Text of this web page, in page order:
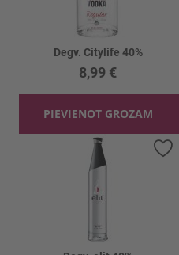
Degv. Citylife 40%
8,99 €
PIEVIENOT GROZAM